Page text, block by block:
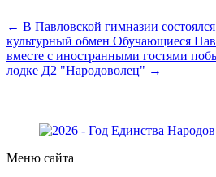
← В Павловской гимназии
культурный обмен Обучающиеся
вместе с иностранными гостями
лодке Д2 "Народоволец" →
Меню сайта